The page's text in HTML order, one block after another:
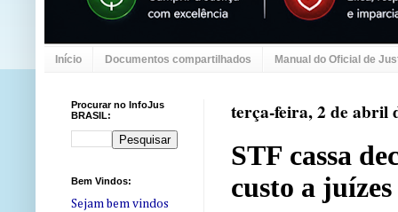
Início Documentos compartilhados Manual do Oficial de
terça-feira, 2 de abril
STF cassa
custo a juízes
Procurar no InfoJus
BRASIL:
Bem Vindos:
Sejam bem vindos